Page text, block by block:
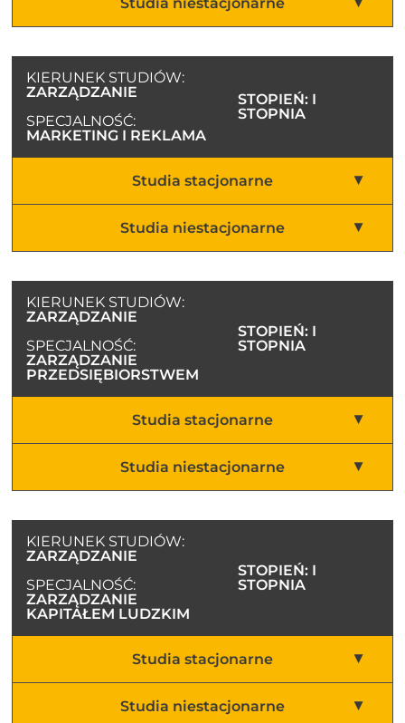
KIERUNEK STUDIÓW:
ZARZĄDZANIE
SPECJALNOŚĆ:
MARKETING I REKLAMA
STOPIEŃ: I
STOPNIA
Studia stacjonarne
Studia niestacjonarne
KIERUNEK STUDIÓW:
ZARZĄDZANIE
SPECJALNOŚĆ:
ZARZĄDZANIE
PRZEDSIĘBIORSTWEM
STOPIEŃ: I
STOPNIA
Studia stacjonarne
Studia niestacjonarne
KIERUNEK STUDIÓW:
ZARZĄDZANIE
SPECJALNOŚĆ:
ZARZĄDZANIE
KAPITAŁEM LUDZKIM
STOPIEŃ: I
STOPNIA
Studia stacjonarne
Studia niestacjonarne